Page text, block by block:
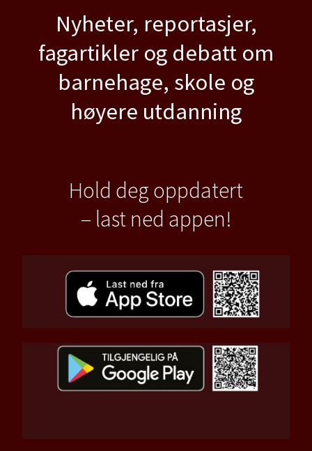
Nyheter, reportasjer,
fagartikler og debatt om
barnehage, skole og
høyere utdanning
Hold deg oppdatert
– last ned appen!